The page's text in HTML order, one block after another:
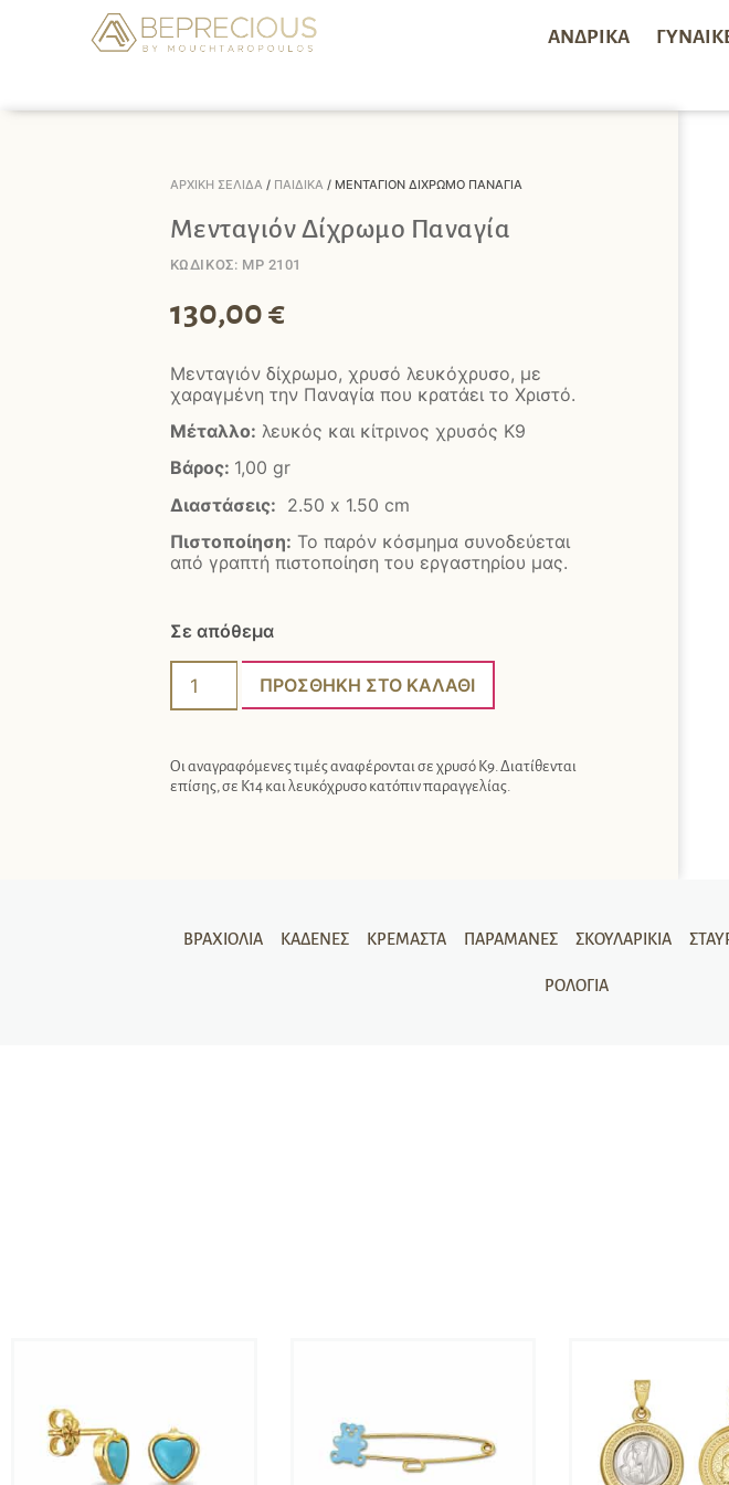
ΑΝΔΡΙΚΆ
ΑΡΧΙΚΉ ΣΕΛΊΔΑ / ΠΑΙΔΙΚΆ / ΜΕΝΤΑΓΙΌΝ ΔΊΧΡΩΜΟ ΠΑΝΑΓΊΑ
Μενταγιόν Δίχρωμο Παναγία
ΚΩΔΙΚΟΣ: MP 2101
130,00€
Μενταγιόν δίχρωμο, χρυσό λευκόχρυσο, με
χαραγμένη την Παναγία που κρατάει το Χριστό.
Μέταλλο: λευκός και κίτρινος χρυσός Κ9
Βάρος: 1,00 gr
Διαστάσεις: 2.50 x 1.50 cm
Πιστοποίηση: Το παρόν κόσμημα συνοδεύεται
από γραπτή πιστοποίηση του εργαστηρίου μας.
Σε απόθεμα
ΠΡΟΣΘΉΚΗ ΣΤΟ ΚΑΛΆΘΙ
Οι αναγραφόμενες τιμές αναφέρονται σε χρυσό Κ9. Διατίθενται
επίσης, σε Κ14 και λευκόχρυσο κατόπιν παραγγελίας.
ΒΡΑΧΙΌΛΙΑ ΚΑΔΈΝΕΣ ΚΡΕΜΑΣΤΆ ΠΑΡΑΜΆΝΕΣ ΣΚΟΥΛΑΡΊΚΙΑ
ΡΟΛΌΓΙΑ